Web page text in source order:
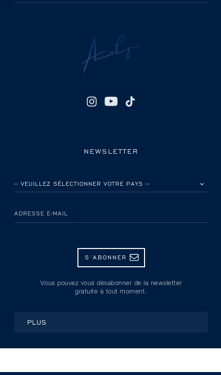
NEWSLETTER
VEUILLEZ SÉLECTIONNER VOTRE PAYS
ADRESSE E-MAIL
S’ABONNER
Vous pouvez vous désabonner de la newsletter
gratuite à tout moment.
PLUS